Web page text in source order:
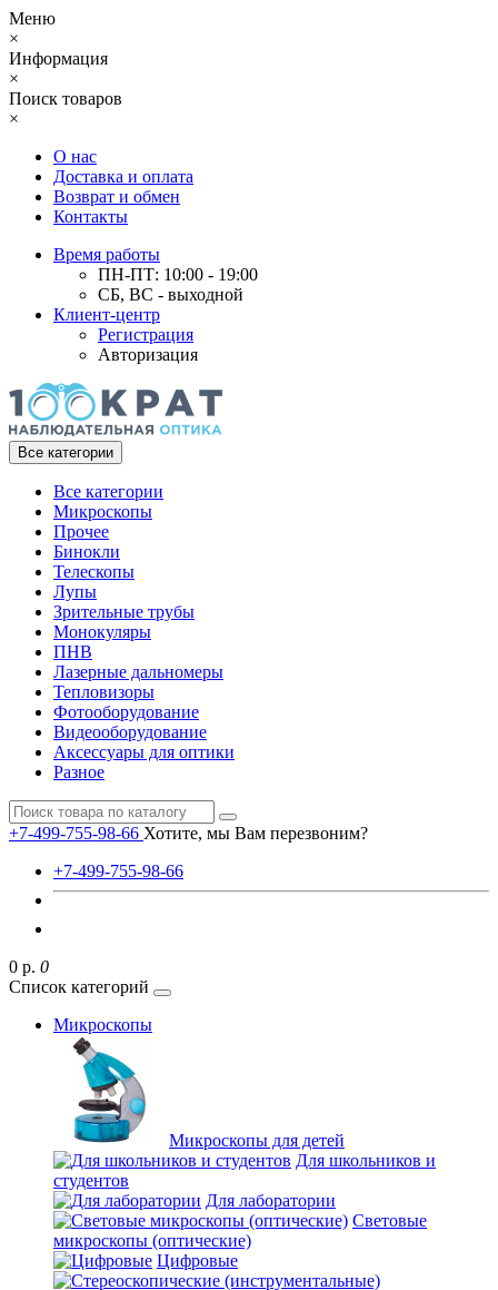
Меню
×
Информация
×
Поиск товаров
×
О нас
Доставка и оплата
Возврат и обмен
Контакты
Время работы
ПН-ПТ: 10:00 - 19:00
СБ, ВС - выходной
Клиент-центр
Регистрация
Авторизация
Все категории
Все категории
Микроскопы
Прочее
Бинокли
Телескопы
Лупы
Зрительные трубы
Монокуляры
ПНВ
Лазерные дальномеры
Тепловизоры
Фотооборудование
Видеооборудование
Аксессуары для оптики
Разное
+7-499-755-98-66 Хотите, мы Вам перезвоним?
+7-499-755-98-66
0 р. 0
Список категорий
Микроскопы
Микроскопы для детей
Для школьников и
студентов
Для лаборатории
Световые
микроскопы (оптические)
Цифровые